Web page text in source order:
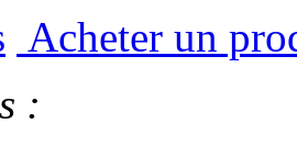
Acheter un
: